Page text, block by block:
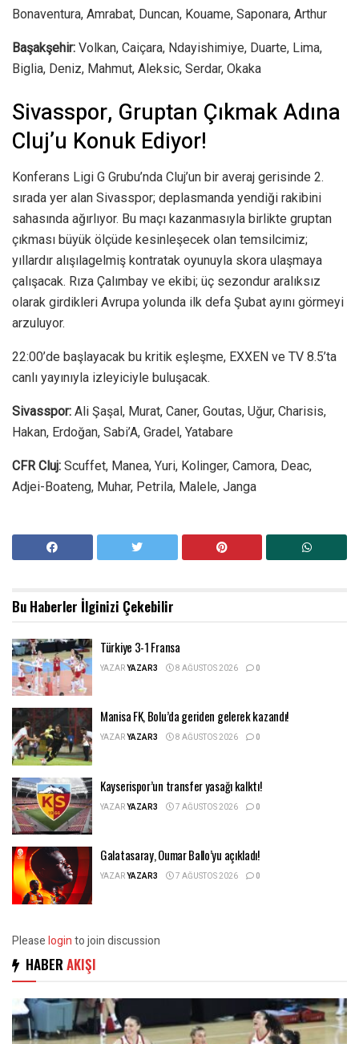
Bonaventura, Amrabat, Duncan, Kouame, Saponara, Arthur
Başakşehir: Volkan, Caiçara, Ndayishimiye, Duarte, Lima,
Biglia, Deniz, Mahmut, Aleksic, Serdar, Okaka
Sivasspor, Gruptan Çıkmak Adına
Cluj’u Konuk Ediyor!
Konferans Ligi G Grubu’nda Cluj’un bir averaj gerisinde 2.
sırada yer alan Sivasspor; deplasmanda yendiği rakibini
sahasında ağırlıyor. Bu maçı kazanmasıyla birlikte gruptan
çıkması büyük ölçüde kesinleşecek olan temsilcimiz;
yıllardır alışılagelmiş kontratak oyunuyla skora ulaşmaya
çalışacak. Rıza Çalımbay ve ekibi; üç sezondur aralıksız
olarak girdikleri Avrupa yolunda ilk defa Şubat ayını görmeyi
arzuluyor.
22:00’de başlayacak bu kritik eşleşme, EXXEN ve TV 8.5’ta
canlı yayınıyla izleyiciyle buluşacak.
Sivasspor: Ali Şaşal, Murat, Caner, Goutas, Uğur, Charisis,
Hakan, Erdoğan, Sabi’A, Gradel, Yatabare
CFR Cluj: Scuffet, Manea, Yuri, Kolinger, Camora, Deac,
Adjei-Boateng, Muhar, Petrila, Malele, Janga
Bu Haberler İlginizi Çekebilir
Türkiye 3-1 Fransa
YAZARYAZAR3 8 AĞUSTOS 2026 0
Manisa FK, Bolu’da geriden gelerek kazandı!
YAZARYAZAR3 8 AĞUSTOS 2026 0
Kayserispor’un transfer yasağı kalktı!
YAZARYAZAR3 7 AĞUSTOS 2026 0
Galatasaray, Oumar Ballo’yu açıkladı!
YAZARYAZAR3 7 AĞUSTOS 2026 0
Pleaseloginto join discussion
HABER AKIŞI